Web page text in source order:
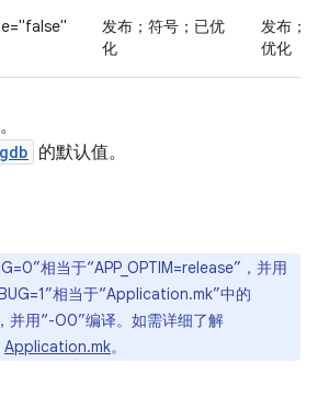
发布；符号；已优
化
发布；
优化
的默认值。
相当于“APP_OPTIM=release”，并用
相当于“Application.mk”中的
并用“-O0”编译。如需详细了解
Application.mk。